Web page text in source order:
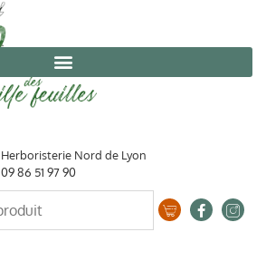
Herboristerie Nord de Lyon
09 86 51 97 90